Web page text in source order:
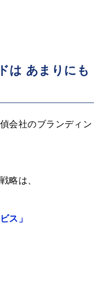
は あまりにも
会社のブランディン
略は、
ス」